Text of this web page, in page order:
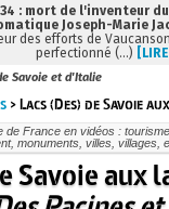
Savoie et d'Italie
> Lacs (Des) de Savoie
de France en vidéos :
monuments, villes, villages,
Savoie aux
: mort de l'inventeur
Joseph-Marie
des efforts de
perfectionné (…)